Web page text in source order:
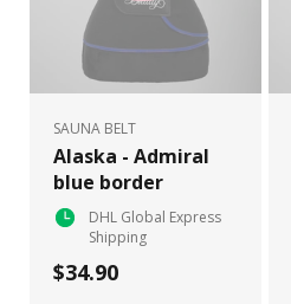
SAUNA BELT
Alaska - Admiral
blue border
DHL Global Express
Shipping
$34.90